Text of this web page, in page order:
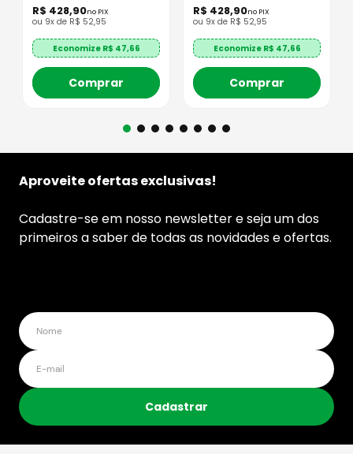
R$ 428,90no PIX
ou 9x de R$ 52,95
Economize R$ 47,66
Comprar
R$ 428,90no PIX
ou 9x de R$ 52,95
Economize R$ 47,66
Comprar
Aproveite ofertas exclusivas!
Cadastre-se em nosso newsletter e seja um dos
primeiros a saber de todas as novidades e ofertas.
Cadastrar